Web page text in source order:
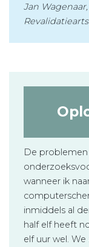
Jan Wagenaar,
De
wanneer ik
inmiddels al
half elf heeft
elf uur wel.